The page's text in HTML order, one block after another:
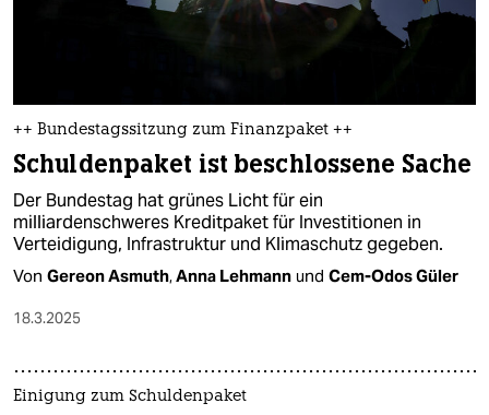
++ Bundestagssitzung zum Finanzpaket ++
Schuldenpaket ist beschlossene Sache
Der Bundestag hat grünes Licht für ein
milliardenschweres Kreditpaket für Investitionen in
Verteidigung, Infrastruktur und Klimaschutz gegeben.
Von Gereon Asmuth,Anna Lehmann und Cem-Odos Güler
18.3.2025
Einigung zum Schuldenpaket